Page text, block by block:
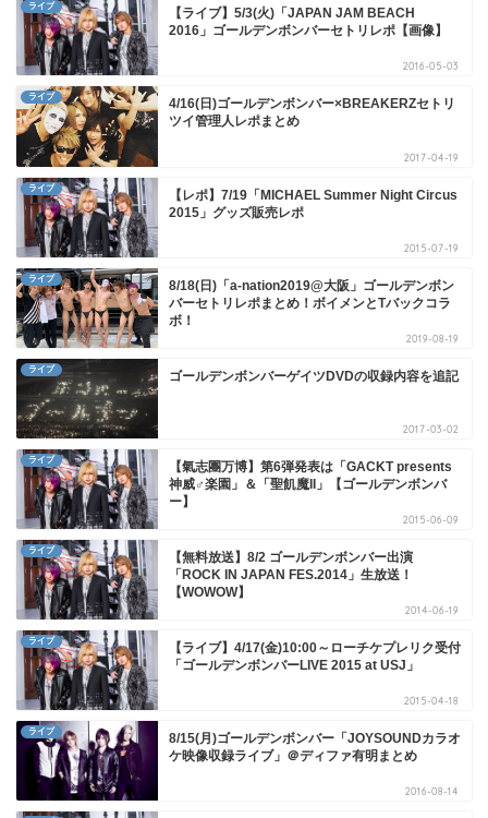
ライブ
【ライブ】5/3(火)「JAPAN JAM BEACH
2016」ゴールデンボンバーセトリレポ【画像】
2016-05-03
ライブ
4/16(日)ゴールデンボンバー×BREAKERZセトリ
ツイ管理人レポまとめ
2017-04-19
ライブ
【レポ】7/19「MICHAEL Summer Night Circus
2015」グッズ販売レポ
2015-07-19
ライブ
8/18(日)「a-nation2019@大阪」ゴールデンボン
バーセトリレポまとめ！ボイメンとTバックコラ
ボ！
2019-08-19
ライブ ゴールデンボンバーゲイツDVDの収録内容を追記
2017-03-02
ライブ
【氣志團万博】第6弾発表は「GACKT presents
神威♂楽園」＆「聖飢魔II」【ゴールデンボンバ
ー】
2015-06-09
ライブ
【無料放送】8/2 ゴールデンボンバー出演
「ROCK IN JAPAN FES.2014」生放送！
【WOWOW】
2014-06-19
ライブ
【ライブ】4/17(金)10:00～ローチケプレリク受付
「ゴールデンボンバーLIVE 2015 at USJ」
2015-04-18
ライブ
8/15(月)ゴールデンボンバー「JOYSOUNDカラオ
ケ映像収録ライブ」＠ディファ有明まとめ
2016-08-14